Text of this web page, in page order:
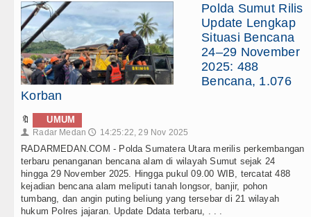
Polda Sumut Rilis
Update Lengkap
Situasi Bencana
24–29 November
2025: 488
Bencana, 1.076
Korban
🔖 UMUM
👤 Radar Medan 🕔 14:25:22, 29 Nov 2025
RADARMEDAN.COM - Polda Sumatera Utara merilis perkembangan
terbaru penanganan bencana alam di wilayah Sumut sejak 24
hingga 29 November 2025. Hingga pukul 09.00 WIB, tercatat 488
kejadian bencana alam meliputi tanah longsor, banjir, pohon
tumbang, dan angin puting beliung yang tersebar di 21 wilayah
hukum Polres jajaran. Update Ddata terbaru, . . .